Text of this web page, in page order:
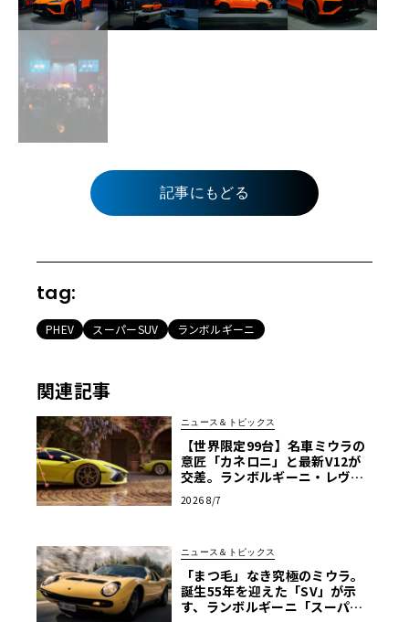
記事にもどる
tag:
PHEV スーパーSUV ランボルギーニ
関連記事
ニュース＆トピックス
【世界限定99台】名車ミウラの
意匠「カネロニ」と最新V12が
交差。ランボルギーニ・レヴエ
2026 8/7
ニュース＆トピックス
「まつ毛」なき究極のミウラ。
誕生55年を迎えた「SV」が示
す、ランボルギーニ「スーパ